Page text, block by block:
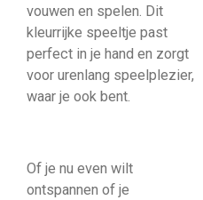
vouwen en spelen. Dit
kleurrijke speeltje past
perfect in je hand en zorgt
voor urenlang speelplezier,
waar je ook bent.
Of je nu even wilt
ontspannen of je